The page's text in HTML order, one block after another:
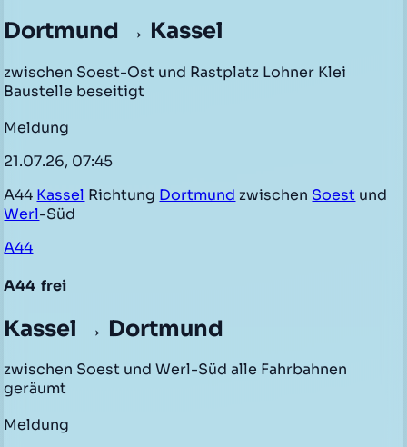
Dortmund → Kassel
zwischen Soest-Ost und Rastplatz Lohner Klei
Baustelle beseitigt
Meldung
21.07.26, 07:45
A44 Kassel Richtung Dortmund zwischen Soest und
Werl-Süd
A44
A44 frei
Kassel → Dortmund
zwischen Soest und Werl-Süd alle Fahrbahnen
geräumt
Meldung